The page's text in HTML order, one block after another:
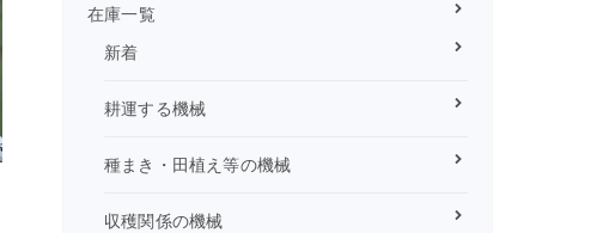
在庫一覧
新着
耕運する機械
種まき・田植え等の機械
収穫関係の機械